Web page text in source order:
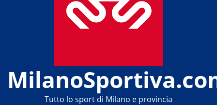
Tutto lo sport di Milano e provincia